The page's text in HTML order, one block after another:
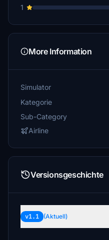
1
More Information
Simulator
Kategorie
Sub-Category
Airline
Versionsgeschichte
v1.1 (Aktuell)